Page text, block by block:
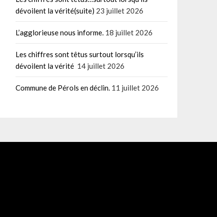
dévoilent la vérité(suite) 23 juillet 2026
L’agglorieuse nous informe. 18 juillet 2026
Les chiffres sont têtus surtout lorsqu’ils
dévoilent la vérité 14 juillet 2026
Commune de Pérols en déclin. 11 juillet 2026